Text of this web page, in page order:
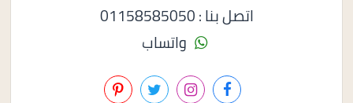
اتصل بنا : 01158585050
واتساب